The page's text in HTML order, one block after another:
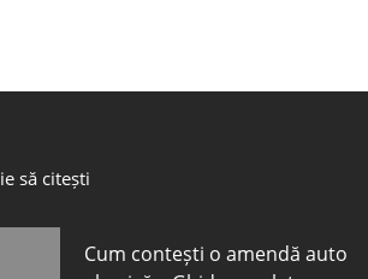
să citești
Cum contești o amendă auto